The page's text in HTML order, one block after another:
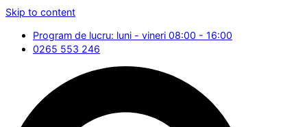
Skip to content
Program de lucru: luni - vineri 08:00 - 16:00
0265 553 246